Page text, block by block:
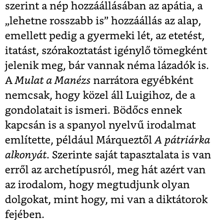
szerint a nép hozzáállásában az apátia, a
„lehetne rosszabb is” hozzáállás az alap,
emellett pedig a gyermeki lét, az etetést,
itatást, szórakoztatást igénylő tömegként
jelenik meg, bár vannak néma lázadók is.
A Mulat a Manézs narrátora egyébként
nemcsak, hogy közel áll Luigihoz, de a
gondolatait is ismeri. Bödőcs ennek
kapcsán is a spanyol nyelvű irodalmat
említette, például Márqueztől A pátriárka
alkonyát. Szerinte saját tapasztalata is van
erről az archetípusról, meg hát azért van
az irodalom, hogy megtudjunk olyan
dolgokat, mint hogy, mi van a diktátorok
fejében.